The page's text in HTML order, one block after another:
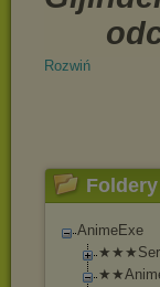
Rozwiń
Foldery
AnimeExe